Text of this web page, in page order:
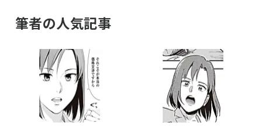
筆者の人気記事